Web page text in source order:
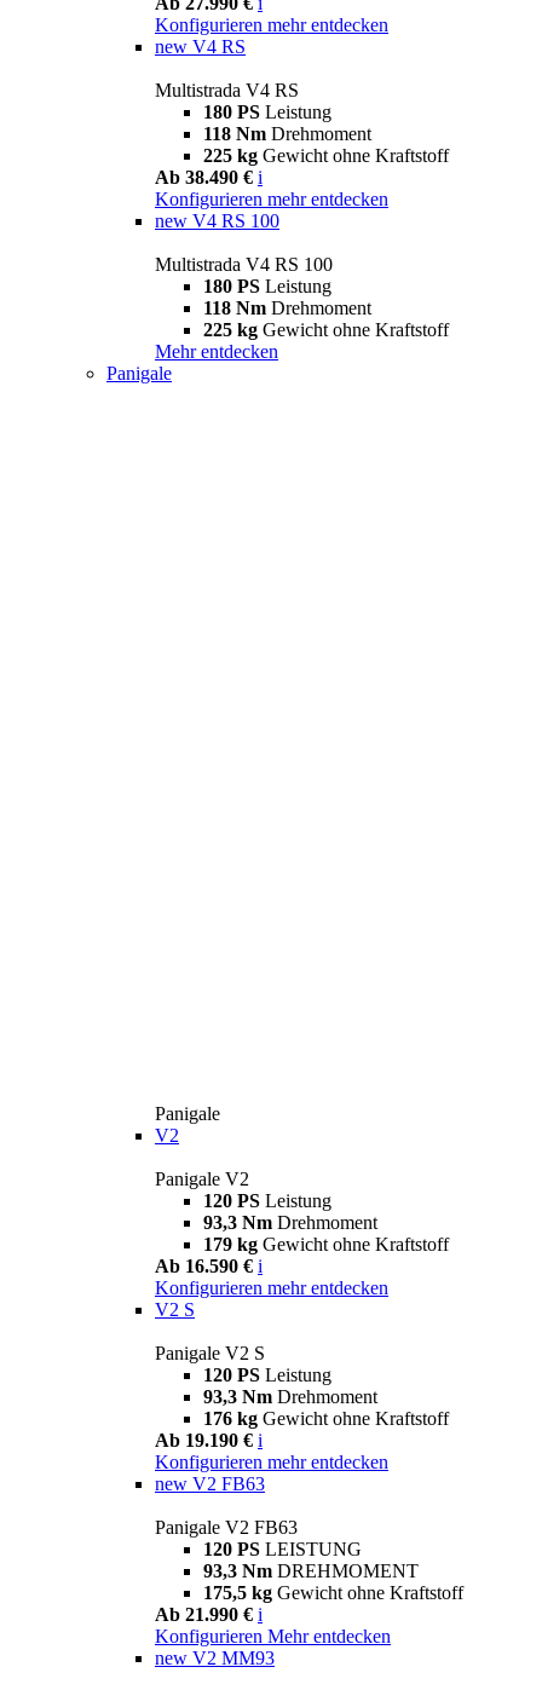
Konfigurieren mehr entdecken
new V4 RS
Multistrada V4 RS
180 PS Leistung
118 Nm Drehmoment
225 kg Gewicht ohne Kraftstoff
Ab 38.490 € i
Konfigurieren mehr entdecken
new V4 RS 100
Multistrada V4 RS 100
180 PS Leistung
118 Nm Drehmoment
225 kg Gewicht ohne Kraftstoff
Mehr entdecken
Panigale
Panigale
V2
Panigale V2
120 PS Leistung
93,3 Nm Drehmoment
179 kg Gewicht ohne Kraftstoff
Ab 16.590 € i
Konfigurieren mehr entdecken
V2 S
Panigale V2 S
120 PS Leistung
93,3 Nm Drehmoment
176 kg Gewicht ohne Kraftstoff
Ab 19.190 € i
Konfigurieren mehr entdecken
new V2 FB63
Panigale V2 FB63
120 PS LEISTUNG
93,3 Nm DREHMOMENT
175,5 kg Gewicht ohne Kraftstoff
Ab 21.990 € i
Konfigurieren Mehr entdecken
new V2 MM93